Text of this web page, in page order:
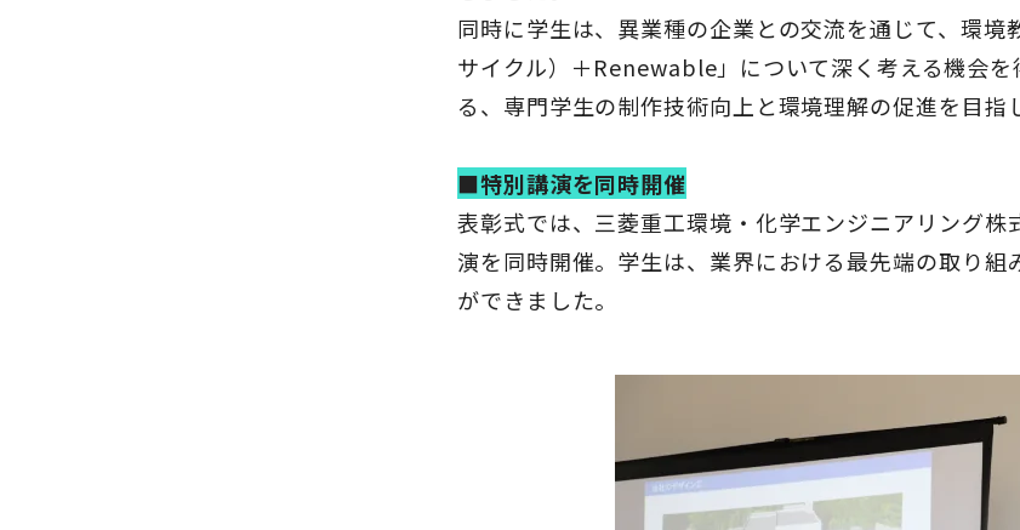
同時に学生は、異業種の企業との交流を通じて、環境
サイクル）＋Renewable」について深く考える機会
る、専門学生の制作技術向上と環境理解の促進を目指
■特別講演を同時開催
表彰式では、三菱重工環境・化学エンジニアリング
演を同時開催。学生は、業界における最先端の取り
ができました。